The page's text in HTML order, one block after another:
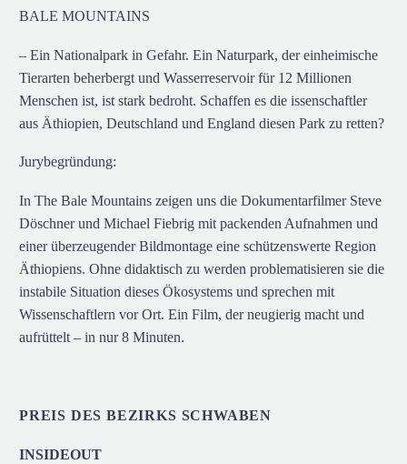
BALE MOUNTAINS
– Ein Nationalpark in Gefahr. Ein Naturpark, der einheimische
Tierarten beherbergt und Wasserreservoir für 12 Millionen
Menschen ist, ist stark bedroht. Schaffen es die issenschaftler
aus Äthiopien, Deutschland und England diesen Park zu retten?
Jurybegründung:
In The Bale Mountains zeigen uns die Dokumentarfilmer Steve
Döschner und Michael Fiebrig mit packenden Aufnahmen und
einer überzeugender Bildmontage eine schützenswerte Region
Äthiopiens. Ohne didaktisch zu werden problematisieren sie die
instabile Situation dieses Ökosystems und sprechen mit
Wissenschaftlern vor Ort. Ein Film, der neugierig macht und
aufrüttelt – in nur 8 Minuten.
PREIS DES BEZIRKS SCHWABEN
INSIDEOUT